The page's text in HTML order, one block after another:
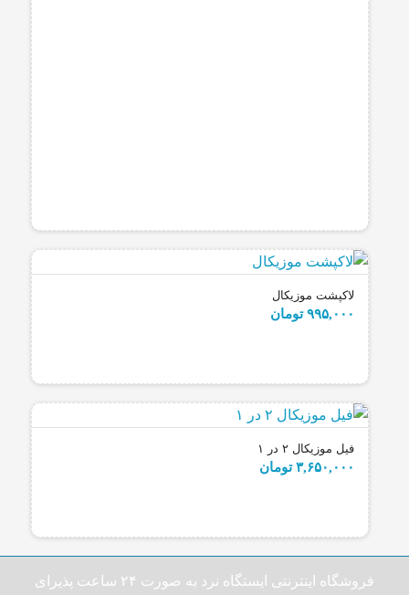
لاکپشت موزیکال
۹۹۵,۰۰۰ تومان
فیل موزیکال ۲ در ۱
۳,۶۵۰,۰۰۰ تومان
فروشگاه اینترنتی ایستگاه نرد به صورت ۲۴ ساعت پذیرای